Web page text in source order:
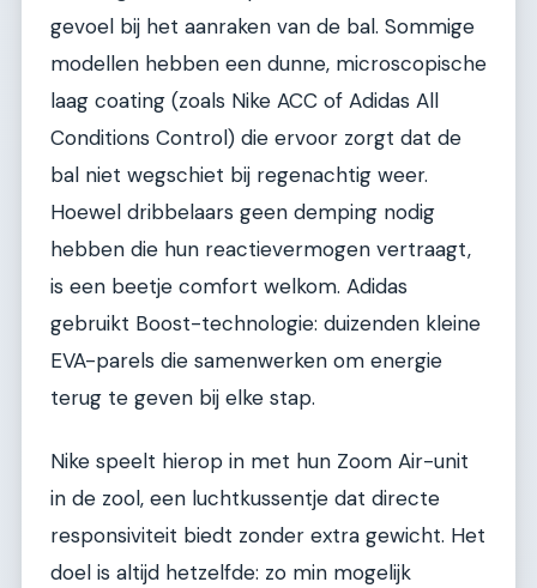
gevoel bij het aanraken van de bal. Sommige
modellen hebben een dunne, microscopische
laag coating (zoals Nike ACC of Adidas All
Conditions Control) die ervoor zorgt dat de
bal niet wegschiet bij regenachtig weer.
Hoewel dribbelaars geen demping nodig
hebben die hun reactievermogen vertraagt,
is een beetje comfort welkom. Adidas
gebruikt Boost-technologie: duizenden kleine
EVA-parels die samenwerken om energie
terug te geven bij elke stap.
Nike speelt hierop in met hun Zoom Air-unit
in de zool, een luchtkussentje dat directe
responsiviteit biedt zonder extra gewicht. Het
doel is altijd hetzelfde: zo min mogelijk